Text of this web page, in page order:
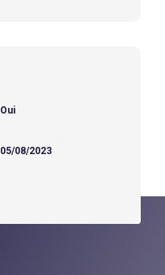
Oui
05/08/2023